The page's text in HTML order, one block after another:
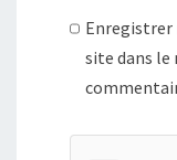
site dans le